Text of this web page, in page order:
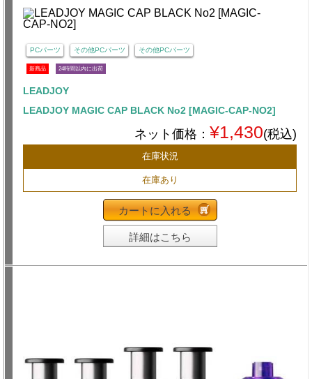
PCパーツ その他PCパーツ その他PCパーツ
新商品 24時間以内に出荷
LEADJOY
LEADJOY MAGIC CAP BLACK No2 [MAGIC-CAP-NO2]
ネット価格： ¥1,430(税込)
在庫状況
在庫あり
カートに入れる
詳細はこちら